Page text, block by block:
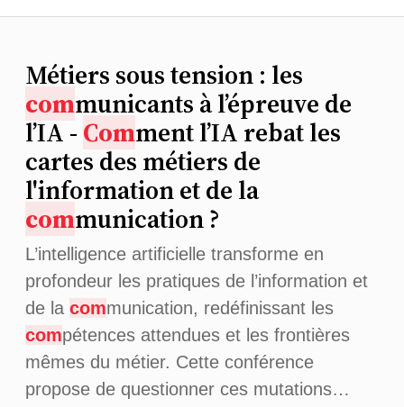
Métiers sous tension : les
communicants à l’épreuve de
l’IA - Comment l’IA rebat les
cartes des métiers de
l'information et de la
communication ?
L’intelligence artificielle transforme en
profondeur les pratiques de l’information et
de la communication, redéfinissant les
compétences attendues et les frontières
mêmes du métier. Cette conférence
propose de questionner ces mutations…